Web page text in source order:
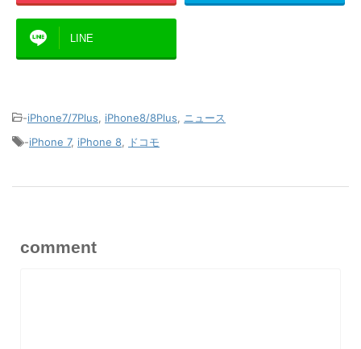
LINE
-iPhone7/7Plus iPhone8/8Plus
ニュース
-iPhone 7, iPhone 8 ドコモ
comment